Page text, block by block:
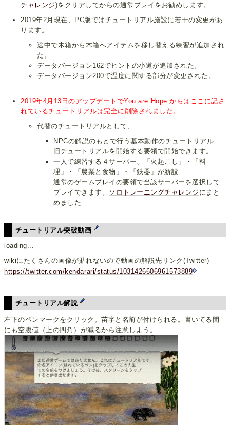
チャレンジ)をクリアしてからの通常プレイをお勧めします。
2019年2月現在、PC版ではチュートリアル施設に若干の変更があ
ります。
途中で木箱から木箱へアイテムを移し替える練習が追加され
た。
データバージョン162でヒントの小道が追加された。
データバージョン200で温度に関する部分が変更された。
2019年4月13日のアップデートでYou are Hope からはここに記さ
れているチュートリアルは完全に削除されました。
代替のチュートリアルとして、
NPCの解説のもとで行う基本動作のチュートリアル
旧チュートリアルを開始する要領で開始できます。
一人で練習する４サーバー、「火起こし」・「料
理」・「農業と食物」・「鉄器」が新設
通常のゲームプレイの要領で当該サーバーを選択して
プレイできます。
ソロトレーニングチャレンジ にまと
めました
チュートリアル突破動画
loading...
wikiにたくさんの画像が貼れないので動画の解説先リンク(Twitter)
https://twitter.com/kendarari/status/1031426606961573889
チュートリアル解説
左下のペンマークをクリック。苗字と名前が付けられる。書いてる間
にも空腹値（上の四角）が減るから注意しよう。